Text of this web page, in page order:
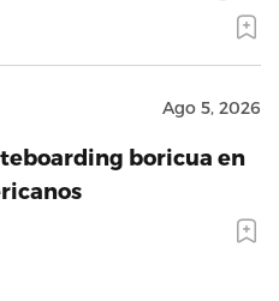
Ago 5, 2026
boricua en